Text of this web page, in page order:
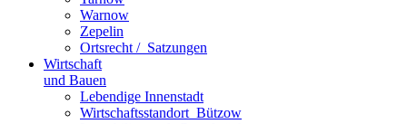
Warnow
Zepelin
Ortsrecht / ­ Satzungen
Wirtschaft
und Bauen
Lebendige Innenstadt
Wirtschaftsstand­ort ­ Bützow